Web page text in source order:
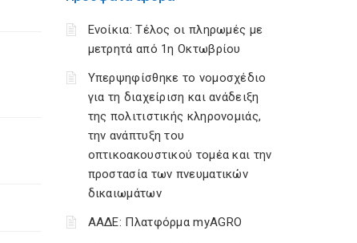
Ενοίκια: Τέλος οι πληρωμές με
μετρητά από 1η Οκτωβρίου
Υπερψηφίσθηκε το νομοσχέδιο
για τη διαχείριση και ανάδειξη
της πολιτιστικής κληρονομιάς,
την ανάπτυξη του
οπτικοακουστικού τομέα και την
προστασία των πνευματικών
δικαιωμάτων
ΑΑΔΕ: Πλατφόρμα myAGRO